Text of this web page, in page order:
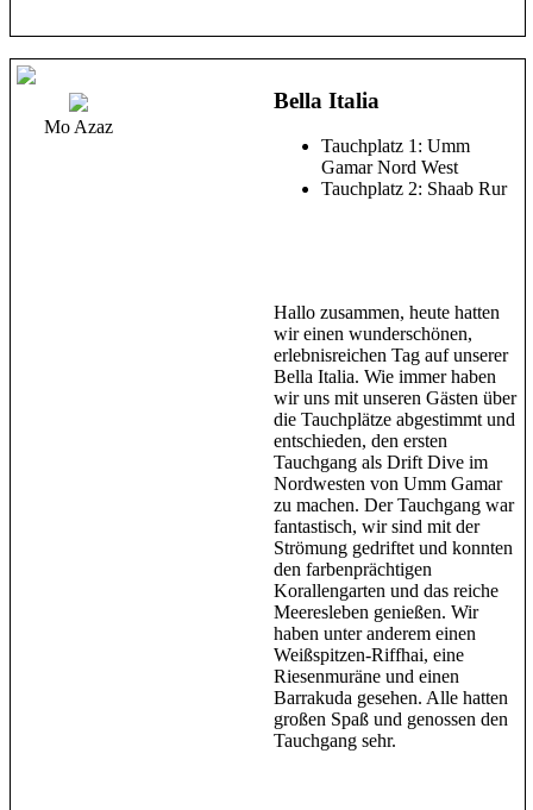
Mo Azaz
Bella Italia
Tauchplatz 1: Umm
Gamar Nord West
Tauchplatz 2: Shaab Rur
Hallo zusammen, heute hatten
wir einen wunderschönen,
erlebnisreichen Tag auf unserer
Bella Italia. Wie immer haben
wir uns mit unseren Gästen über
die Tauchplätze abgestimmt und
entschieden, den ersten
Tauchgang als Drift Dive im
Nordwesten von Umm Gamar
zu machen. Der Tauchgang war
fantastisch, wir sind mit der
Strömung gedriftet und konnten
den farbenprächtigen
Korallengarten und das reiche
Meeresleben genießen. Wir
haben unter anderem einen
Weißspitzen-Riffhai, eine
Riesenmuräne und einen
Barrakuda gesehen. Alle hatten
großen Spaß und genossen den
Tauchgang sehr.